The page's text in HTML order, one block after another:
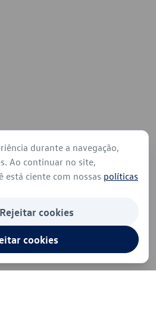
durante a navegação,
Ao continuar no site,
está ciente com nossas políticas
Rejeitar cookies
cookies